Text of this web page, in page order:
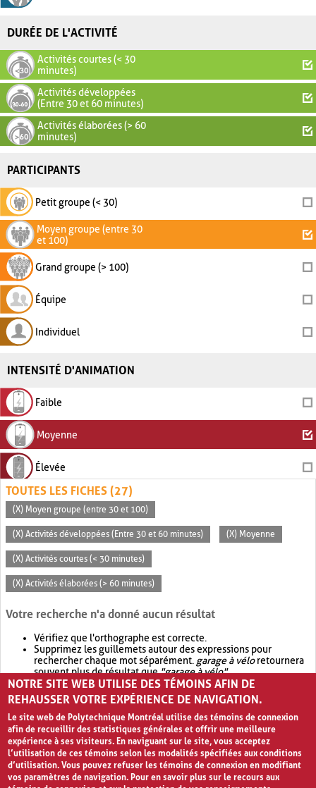
DURÉE DE L'ACTIVITÉ
Activités courtes (< 30
minutes)
Activités développées
(Entre 30 et 60 minutes)
Activités élaborées (> 60
minutes)
PARTICIPANTS
Petit groupe (< 30)
Moyen groupe (entre 30
et 100)
Grand groupe (> 100)
Équipe
Individuel
INTENSITÉ D'ANIMATION
Faible
Moyenne
Élevée
TOUTES LES FICHES (27)
(X) Moyen groupe (entre 30 et 100)
(X) Activités développées (Entre 30 et 60 minutes) (X) Moyenne
(X) Activités courtes (< 30 minutes)
(X) Activités élaborées (> 60 minutes)
Votre recherche n'a donné aucun résultat
Vérifiez que l'orthographe est correcte.
Supprimez les guillemets autour des expressions pour
rechercher chaque mot séparément. garage à véloretournera
souvent plus de résultat que"garage à vélo".
Envisagez d'élargir votre recherche avec OR.garage OR vélo
retournera souvent plus de résultat quegarage à vélo
NOTRE SITE WEB UTILISE DES TÉMOINS AFIN DE
REHAUSSER VOTRE EXPÉRIENCE DE NAVIGATION.
Le site web de Polytechnique Montréal utilise des témoins de connexion
afin de recueillir des statistiques générales et offrir une meilleure
expérience à ses visiteurs. En naviguant sur le site, vous acceptez
l’utilisation de ces témoins selon les modalités spécifiées aux conditions
d’utilisation. Vous pouvez refuser les témoins de connexion en modifiant
vos paramètres de navigation. Pour en savoir plus sur le recours aux